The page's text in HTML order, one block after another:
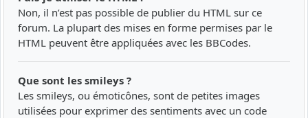
Non, il n’est pas possible de publier du HTML sur ce
forum. La plupart des mises en forme permises par le
HTML peuvent être appliquées avec les BBCodes.
Que sont les smileys ?
Les smileys, ou émoticônes, sont de petites images
utilisées pour exprimer des sentiments avec un code